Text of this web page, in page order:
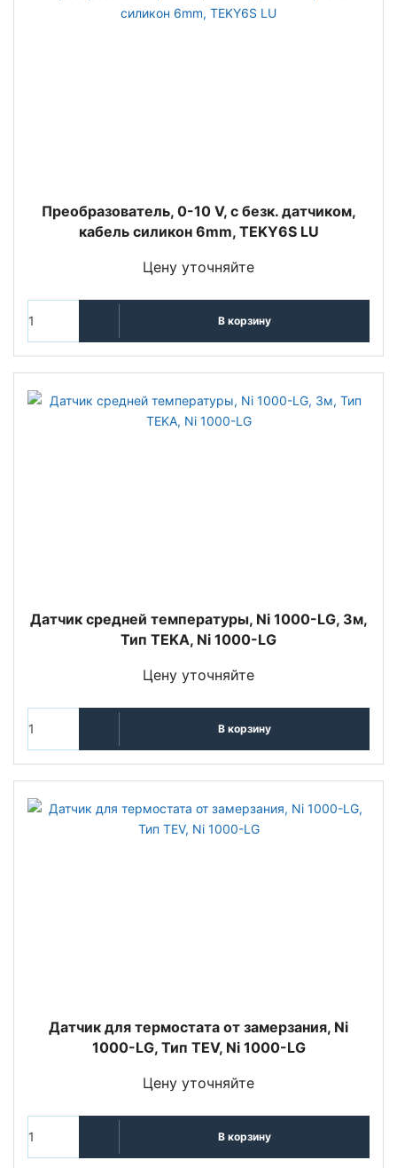
Преобразователь, 0-10 V, с безк. датчиком,
кабель силикон 6mm, TEKY6S LU
Цену уточняйте
В корзину
Датчик средней температуры, Ni 1000-LG, 3м,
Тип TEKA, Ni 1000-LG
Цену уточняйте
В корзину
Датчик для термостата от замерзания, Ni
1000-LG, Тип TEV, Ni 1000-LG
Цену уточняйте
В корзину